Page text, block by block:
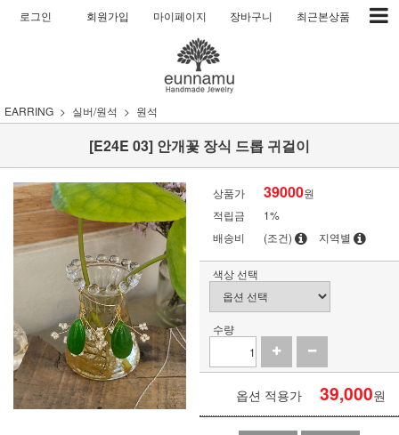
로그인 회원가입 마이페이지 장바구니 최근본상품
EARRING 실버/원석 원석
[E24E 03] 안개꽃 장식 드롭 귀걸이
상품가 39000원
적립금
1%
배송비
(조건) 지역별
색상 선택
수량
옵션 적용가 39,000원